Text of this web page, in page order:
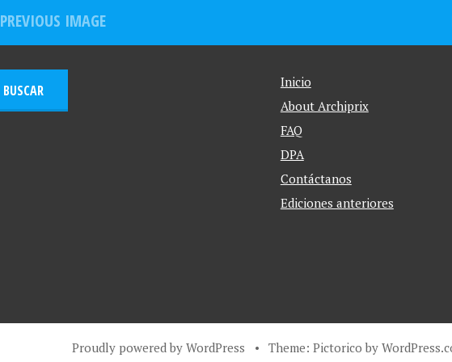
PREVIOUS IMAGE
Inicio
About Archiprix
FAQ
DPA
Contáctanos
Ediciones anteriores
Proudly powered by WordPress • Theme: Pictorico by